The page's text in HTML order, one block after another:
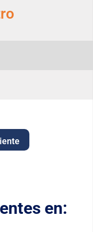
en: